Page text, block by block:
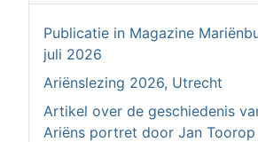
Publicatie in Magazine
juli 2026
Ariënslezing 2026, Utrecht
Artikel over de geschiedenis
Ariëns portret door Jan Toorop